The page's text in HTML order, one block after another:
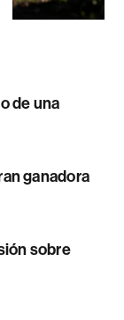
de una
ganadora
sobre